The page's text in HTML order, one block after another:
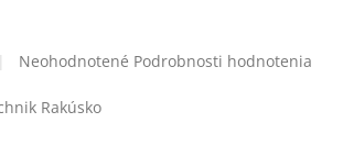
Priemerné
produktu
Neohodnotené Podrobnosti hodnotenia
Rakúsko